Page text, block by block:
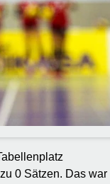
0 Sätzen. Das war